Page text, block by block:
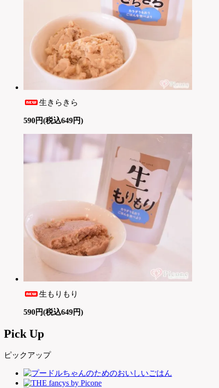
生きらきら
590円(税込649円)
生もりもり
590円(税込649円)
Pick Up
ピックアップ